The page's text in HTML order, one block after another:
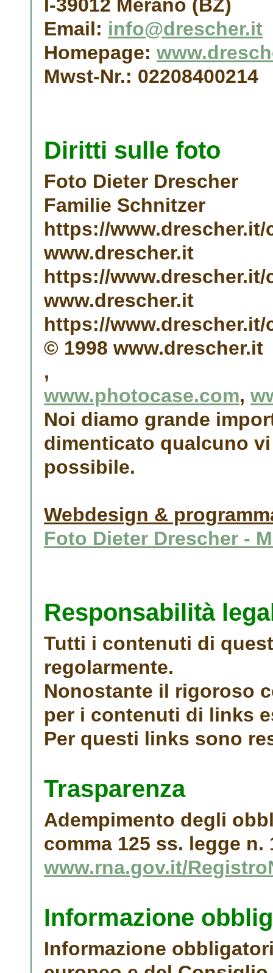
I-39012 Merano (BZ)
Email: info@drescher.it
Homepage:
Mwst-Nr.: 02208400214
Diritti sulle foto
Foto Dieter Drescher
Familie Schnitzer
https://
www.drescher.it
https://
www.drescher.it
https://
© 1998 www.drescher.it
,
www.photocase.com,
Noi diamo grande
dimenticato qualcuno
possibile.
Webdesign &
Foto Dieter Drescher -
Responsabilità
Tutti i contenuti di
regolarmente.
Nonostante il rigoroso
per i contenuti di links
Per questi links sono
Trasparenza
Adempimento degli
comma 125 ss. legge
www.rna.gov.it/
Informazione
Informazione